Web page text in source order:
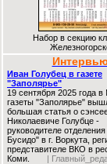
Набор в секцию
Иван Голубец в газете
"Заполярье"
19 сентября 2025 года
газеты "Заполярье"
большая статья о
Николаевиче Голубце -
руководителе
Бусидо" в г. Воркута,
представителе ВКО в
Коми.
|